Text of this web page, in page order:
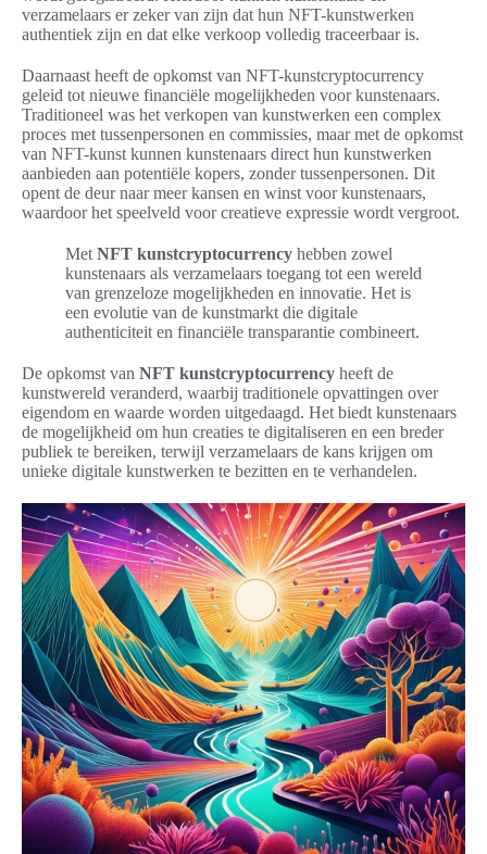
verzamelaars er zeker van zijn dat hun NFT-kunstwerken
authentiek zijn en dat elke verkoop volledig traceerbaar is.
Daarnaast heeft de opkomst van NFT-kunstcryptocurrency
geleid tot nieuwe financiële mogelijkheden voor kunstenaars.
Traditioneel was het verkopen van kunstwerken een complex
proces met tussenpersonen en commissies, maar met de opkomst
van NFT-kunst kunnen kunstenaars direct hun kunstwerken
aanbieden aan potentiële kopers, zonder tussenpersonen. Dit
opent de deur naar meer kansen en winst voor kunstenaars,
waardoor het speelveld voor creatieve expressie wordt vergroot.
Met NFT kunstcryptocurrency hebben zowel
kunstenaars als verzamelaars toegang tot een wereld
van grenzeloze mogelijkheden en innovatie. Het is
een evolutie van de kunstmarkt die digitale
authenticiteit en financiële transparantie combineert.
De opkomst van NFT kunstcryptocurrency heeft de
kunstwereld veranderd, waarbij traditionele opvattingen over
eigendom en waarde worden uitgedaagd. Het biedt kunstenaars
de mogelijkheid om hun creaties te digitaliseren en een breder
publiek te bereiken, terwijl verzamelaars de kans krijgen om
unieke digitale kunstwerken te bezitten en te verhandelen.